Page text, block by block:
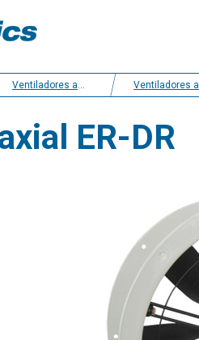
Ventiladores axiales Ventiladores axiales con marco
ER-DR